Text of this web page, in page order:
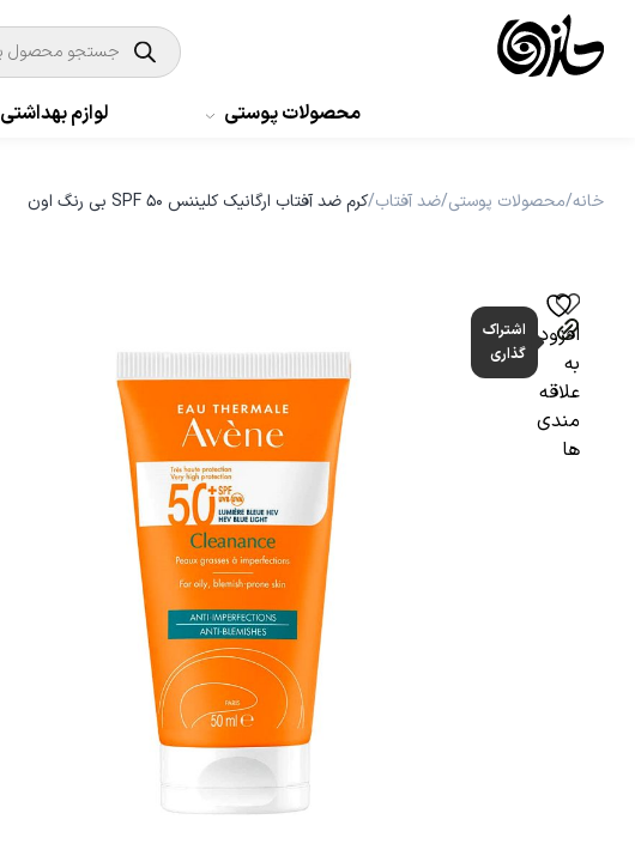
Products
search
محصولات پوستی
مراقبت بدن
حلزون مگ
برندها
Products
search
محصولات پوستی لوازم بهداشتی
خانه/محصولات پوستی/ضد آفتاب/کرم ضد آفتاب ارگانیک کلیننس SPF 50 بی رنگ اون
افزودن
به
علاقه
مندی
ها
اشتراک
گذاری